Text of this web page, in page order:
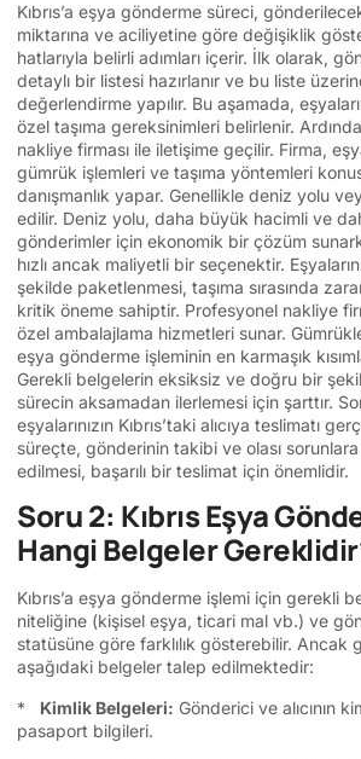
Kıbrıs’a eşya gönderme süreci,
miktarına ve aciliyetine göre değişiklik
hatlarıyla belirli adımları içerir. İlk olarak,
detaylı bir listesi hazırlanır ve bu liste
değerlendirme yapılır. Bu aşamada,
özel taşıma gereksinimleri belirlenir.
nakliye firması ile iletişime geçilir. Firma,
gümrük işlemleri ve taşıma yöntemleri
danışmanlık yapar. Genellikle deniz yolu
edilir. Deniz yolu, daha büyük hacimli ve
gönderimler için ekonomik bir çözüm
hızlı ancak maliyetli bir seçenektir.
şekilde paketlenmesi, taşıma sırasında
kritik öneme sahiptir. Profesyonel nakliye
özel ambalajlama hizmetleri sunar.
eşya gönderme işleminin en karmaşık
Gerekli belgelerin eksiksiz ve doğru bir
sürecin aksamadan ilerlemesi için şarttır.
eşyalarınızın Kıbrıs’taki alıcıya teslimatı
süreçte, gönderinin takibi ve olası
edilmesi, başarılı bir teslimat için önemlidir.
Soru 2: Kıbrıs Eşya
Hangi Belgeler
Kıbrıs’a eşya gönderme işlemi için gerekli
niteliğine (kişisel eşya, ticari mal vb.) ve
statüsüne göre farklılık gösterebilir. Ancak
aşağıdaki belgeler talep edilmektedir:
* Kimlik Belgeleri: Gönderici ve alıcının
pasaport bilgileri.